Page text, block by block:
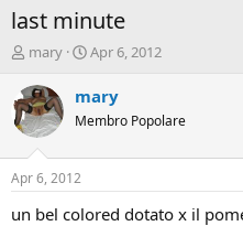
last minute
T
r
e
a
d
t
a
mary
S
a
t
t
e
Apr 6, 2012
mary
Membro Popolare
Apr 6, 2012
un bel colored dotato x il